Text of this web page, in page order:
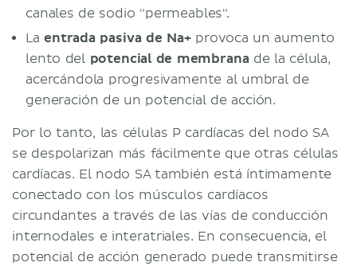
canales de sodio "permeables".
Laentrada pasiva de Na+provoca un aumento
lento del potencial de membrana de la célula,
acercándola progresivamente al umbral de
generación de un potencial de acción.
Por lo tanto, las células P cardíacas del nodo SA
se despolarizan más fácilmente que otras células
cardíacas. El nodo SA también está íntimamente
conectado con los músculos cardíacos
circundantes a través de las vías de conducción
internodales e interatriales. En consecuencia, el
potencial de acción generado puede transmitirse